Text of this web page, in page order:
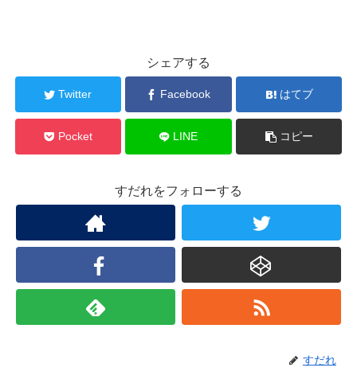
シェアする
Twitter Facebook はてブ
Pocket LINE コピー
すだれをフォローする
すだれ